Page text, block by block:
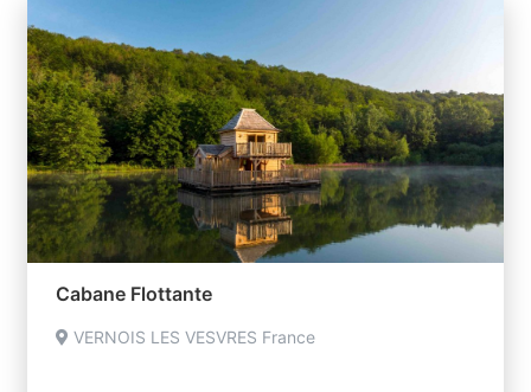
Cabane Flottante
VERNOIS LES VESVRES France